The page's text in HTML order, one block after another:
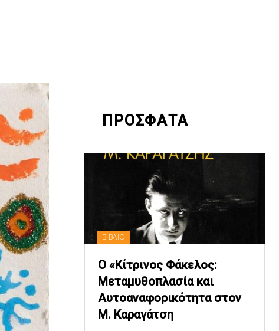
ΠΡΟΣΦΑΤΑ
ΒΙΒΛΙΟ
Ο «Κίτρινος Φάκελος:
Μεταμυθοπλασία και
Αυτοαναφορικότητα στον
Μ. Καραγάτση